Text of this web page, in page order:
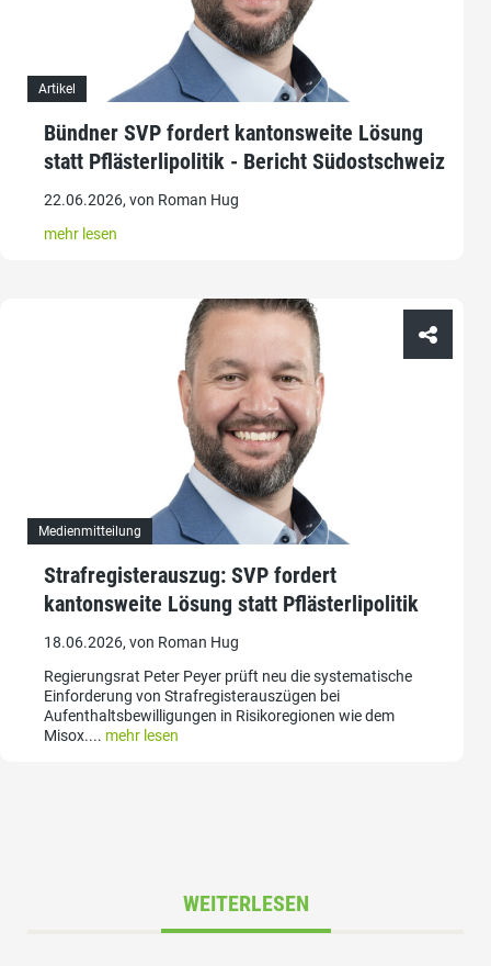
Artikel
Bündner SVP fordert kantonsweite Lösung
statt Pflästerlipolitik - Bericht Südostschweiz
22.06.2026, von Roman Hug
mehr lesen
Medienmitteilung
Strafregisterauszug: SVP fordert
kantonsweite Lösung statt Pflästerlipolitik
18.06.2026, von Roman Hug
Regierungsrat Peter Peyer prüft neu die systematische
Einforderung von Strafregisterauszügen bei
Aufenthaltsbewilligungen in Risikoregionen wie dem
Misox.... mehr lesen
WEITERLESEN